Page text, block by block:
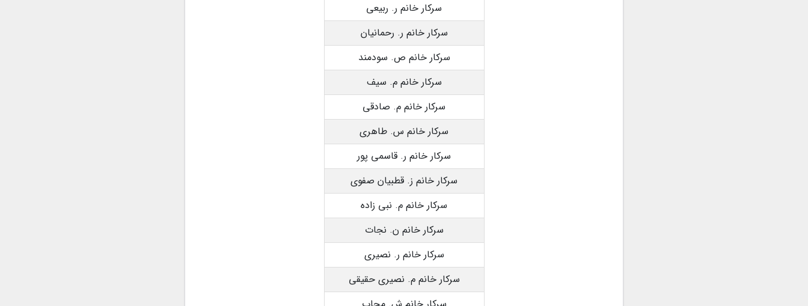
سرکار خانم ر. ربیعی
سرکار خانم ر. رحمانیان
سرکار خانم ص. سودمند
سرکار خانم م. سیف
سرکار خانم م. صادقی
سرکار خانم س. طاهری
سرکار خانم ر. قاسمی پور
سرکار خانم ز. قطبیان صفوی
سرکار خانم م. نبی زاده
سرکار خانم ن. نجات
سرکار خانم ر. نصیری
سرکار خانم م. نصیری حقیقی